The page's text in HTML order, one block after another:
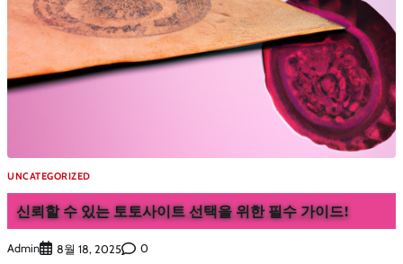
UNCATEGORIZED
신뢰할 수 있는 토토사이트 선택을 위한 필수 가이드!
Admin 8월 18, 2025 0